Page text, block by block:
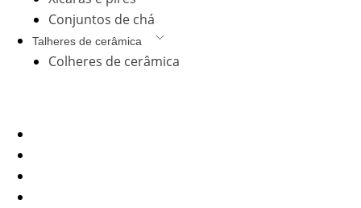
Conjuntos de chá
Talheres de cerâmica
Colheres de cerâmica